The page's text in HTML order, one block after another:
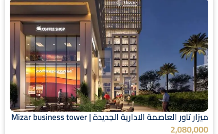
ميزار تاور العاصمة الادارية الجديدة | Mizar business tower
2,080,000